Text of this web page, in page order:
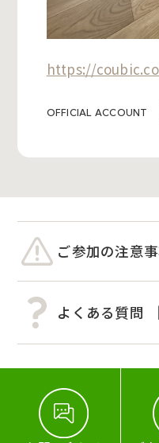
https://
OFFICIAL ACCOUNT
ご参加の注意
よくある質問